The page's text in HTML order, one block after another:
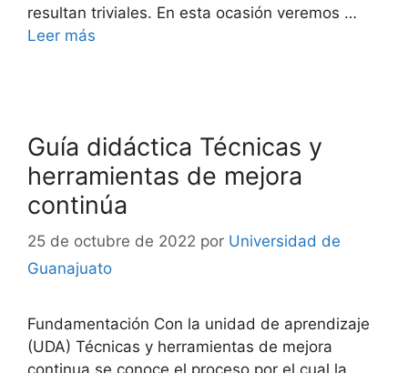
resultan triviales. En esta ocasión veremos …
Leer más
Guía didáctica Técnicas y
herramientas de mejora
continúa
25 de octubre de 2022 por Universidad de
Guanajuato
Fundamentación Con la unidad de aprendizaje
(UDA) Técnicas y herramientas de mejora
continua se conoce el proceso por el cual la